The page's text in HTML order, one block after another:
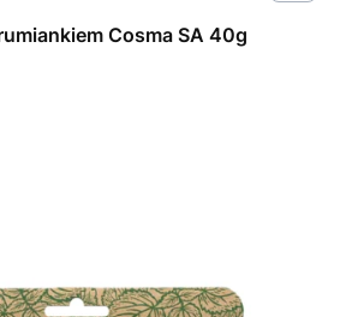
Cosma SA 40g